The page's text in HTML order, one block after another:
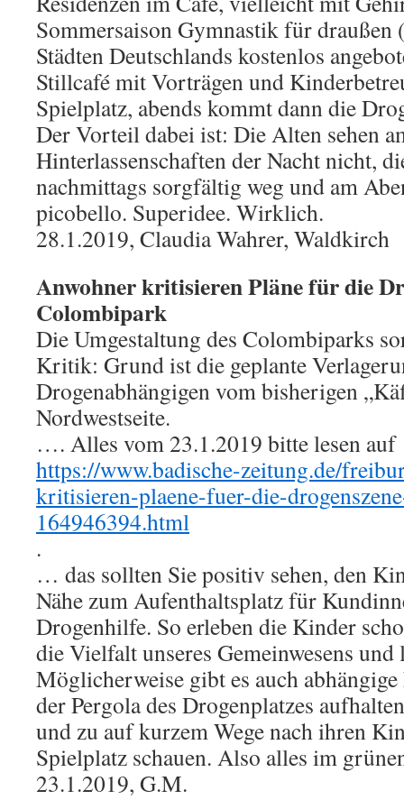
Sommersaison Gymnastik für
Städten Deutschlands kostenlos
Stillcafé mit Vorträgen und
Spielplatz, abends kommt dann die
Der Vorteil dabei ist: Die Alten sehen
Hinterlassenschaften der Nacht nicht,
nachmittags sorgfältig weg und am
picobello. Superidee. Wirklich.
28.1.2019, Claudia Wahrer, Waldkirch
Anwohner kritisieren Pläne für die
Colombipark
Die Umgestaltung des Colombiparks
Kritik: Grund ist die geplante
Drogenabhängigen vom bisherigen
Nordwestseite.
…. Alles vom 23.1.2019 bitte lesen auf
https://www.badische-zeitung.de/
kritisieren-plaene-fuer-die-
164946394.html
.
… das sollten Sie positiv sehen, den
Nähe zum Aufenthaltsplatz für
Drogenhilfe. So erleben die Kinder
die Vielfalt unseres Gemeinwesens
Möglicherweise gibt es auch
der Pergola des Drogenplatzes
und zu auf kurzem Wege nach ihren
Spielplatz schauen. Also alles im
23.1.2019, G.M.